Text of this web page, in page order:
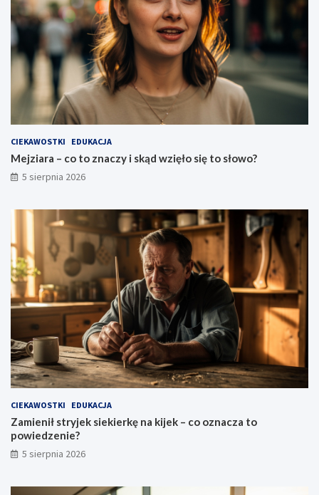
CIEKAWOSTKI EDUKACJA
Mejziara – co to znaczy i skąd wzięło się to słowo?
5 sierpnia 2026
CIEKAWOSTKI EDUKACJA
Zamienił stryjek siekierkę na kijek – co oznacza to
powiedzenie?
5 sierpnia 2026